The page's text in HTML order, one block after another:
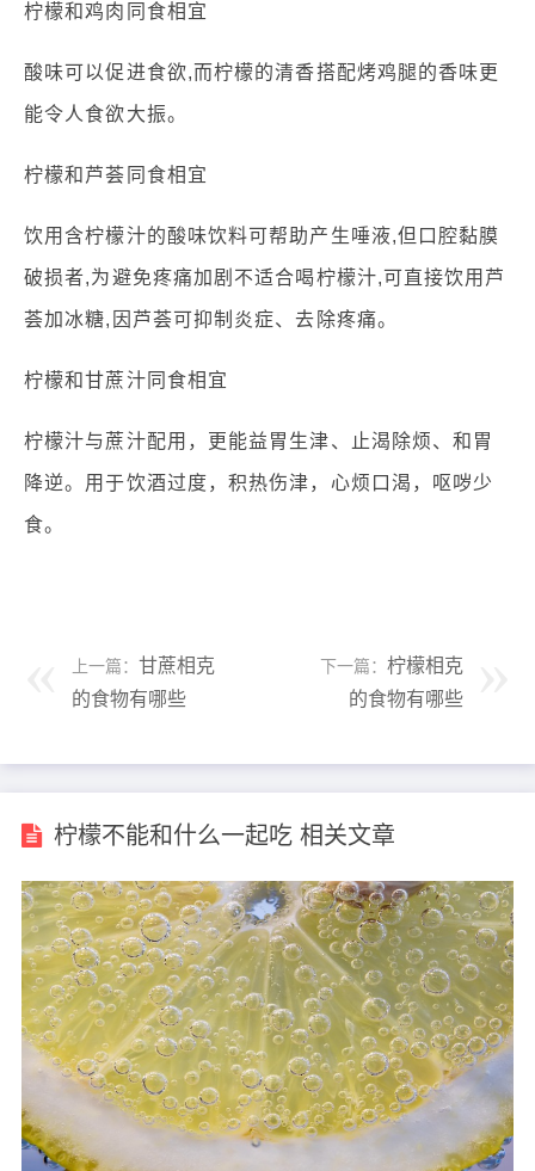
柠檬和鸡肉同食相宜
酸味可以促进食欲,而柠檬的清香搭配烤鸡腿的香味更
能令人食欲大振。
柠檬和芦荟同食相宜
饮用含柠檬汁的酸味饮料可帮助产生唾液,但口腔黏膜
破损者,为避免疼痛加剧不适合喝柠檬汁,可直接饮用芦
荟加冰糖,因芦荟可抑制炎症、去除疼痛。
柠檬和甘蔗汁同食相宜
柠檬汁与蔗汁配用，更能益胃生津、止渴除烦、和胃
降逆。用于饮酒过度，积热伤津，心烦口渴，呕哕少
食。
上一篇： 甘蔗相克
的食物有哪些
下一篇： 柠檬相克
的食物有哪些
柠檬不能和什么一起吃 相关文章